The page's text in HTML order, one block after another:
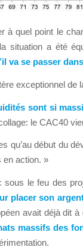
à quel point le
situation a été
va se passer
exceptionnel de
sont si
le CAC40
qu’au début du
en action. »
sous le feu des
placer son
avait déjà dit
massifs des